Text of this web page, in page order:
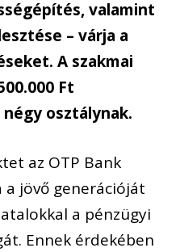
valamint
– várja a
A szakmai
Ft
osztálynak.
az OTP Bank
jövő generációját
a pénzügyi
Ennek érdekében